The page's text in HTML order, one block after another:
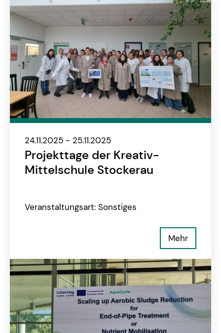
24.11.2025 - 25.11.2025
Projekttage der Kreativ-
Mittelschule Stockerau
Veranstaltungsart: Sonstiges
Mehr